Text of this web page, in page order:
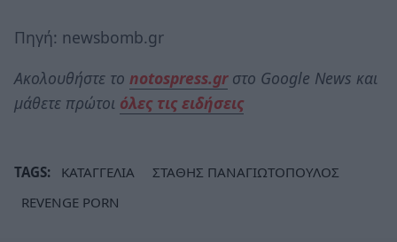
Πηγή: newsbomb.gr
Ακολουθήστε το notospress.grστο Google News και
μάθετε πρώτοι όλες τις ειδήσεις
TAGS: ΚΑΤΑΓΓΕΛΙΑ
ΣΤΑΘΗΣ ΠΑΝΑΓΙΩΤΟΠΟΥΛΟΣ
REVENGE PORN